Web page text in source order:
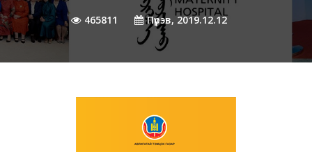
465811 Пүрэв, 2019.12.12